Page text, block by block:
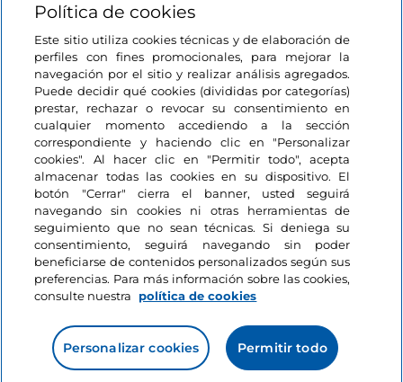
Estamos en contacto
Política de cookies
Este sitio utiliza cookies técnicas y de elaboración de
perfiles con fines promocionales, para mejorar la
navegación por el sitio y realizar análisis agregados.
Puede decidir qué cookies (divididas por categorías)
prestar, rechazar o revocar su consentimiento en
cualquier momento accediendo a la sección
correspondiente y haciendo clic en "Personalizar
cookies". Al hacer clic en "Permitir todo", acepta
almacenar todas las cookies en su dispositivo. El
botón "Cerrar" cierra el banner, usted seguirá
navegando sin cookies ni otras herramientas de
seguimiento que no sean técnicas. Si deniega su
consentimiento, seguirá navegando sin poder
beneficiarse de contenidos personalizados según sus
preferencias. Para más información sobre las cookies,
consulte nuestra
política de cookies
Personalizar cookies Permitir todo